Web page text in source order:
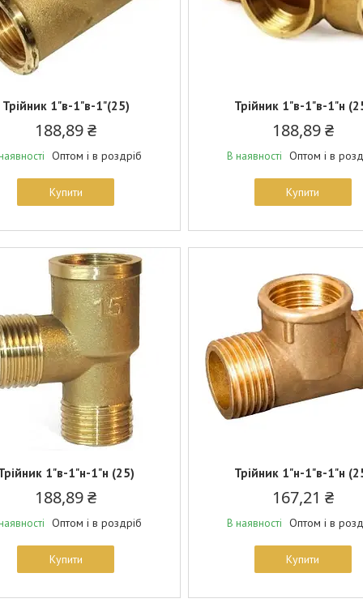
Трійник 1"в-1"в-1"(25)
188,89 ₴
Оптом і в роздріб
Купити
Трійник 1"в-1"в-1"н
188,89 ₴
В наявності Оптом і в
Купити
1"в-1"н-1"н (25)
188,89 ₴
Оптом і в роздріб
Купити
Трійник 1"н-1"в-1"н
167,21 ₴
В наявності Оптом і в
Купити